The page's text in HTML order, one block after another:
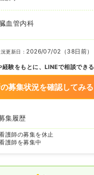
血管内科
更新日： 2026/07/02（38日前）
経験をもとに、LINEで相談できる
募集状況を確認してみる
集履歴
護師の募集を休止
護師を募集中